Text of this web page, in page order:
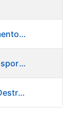
Técnico de estudios en el departamento de compras
OE 13/20 Conductor máquinas transportadoras elevadoras - Burgos
OE 11/20 Maquinista Inutilización, Destrucción y Empacado de Papel en Fábrica de Papel